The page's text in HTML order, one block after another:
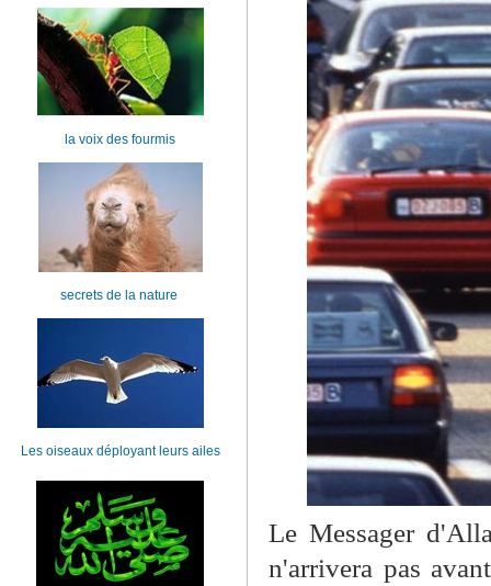
Le Messager
n'arrivera pas
la voix des fourmis
secrets de la nature
Les oiseaux déployant leurs ailes